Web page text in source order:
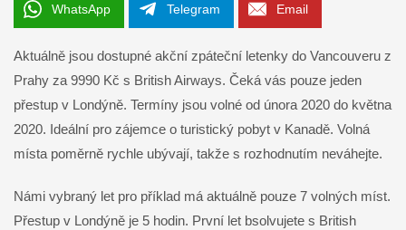
WhatsApp Telegram Email
Aktuálně jsou dostupné akční zpáteční letenky do Vancouveru z
Prahy za 9990 Kč s British Airways. Čeká vás pouze jeden
přestup v Londýně. Termíny jsou volné od února 2020 do května
2020. Ideální pro zájemce o turistický pobyt v Kanadě. Volná
místa poměrně rychle ubývají, takže s rozhodnutím neváhejte.
Námi vybraný let pro příklad má aktuálně pouze 7 volných míst.
Přestup v Londýně je 5 hodin. První let bsolvujete s British